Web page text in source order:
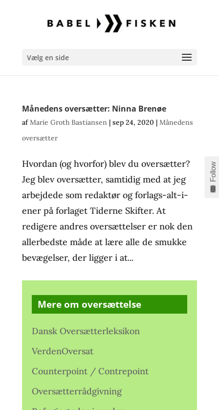
Vælg en side
Månedens oversætter: Ninna Brenøe
afMarie Groth Bastiansen| sep 24, 2020 | Månedens
oversætter
Hvordan (og hvorfor) blev du oversætter?
Jeg blev oversætter, samtidig med at jeg
arbejdede som redaktør og forlags-alt-i-
ener på forlaget Tiderne Skifter. At
redigere andres oversættelser er nok den
allerbedste måde at lære alle de smukke
bevægelser, der ligger i at...
Mere om oversættelse
Dansk Oversætterleksikon
VerdenOversat
Counterpoint / Contrepoint
Oversætterrådgivning
Follow